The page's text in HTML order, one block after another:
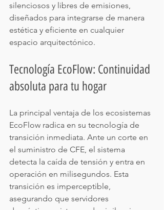
silenciosos y libres de emisiones,
diseñados para integrarse de manera
estética y eficiente en cualquier
espacio arquitectónico.
Tecnología EcoFlow: Continuidad
absoluta para tu hogar
La principal ventaja de los ecosistemas
EcoFlow radica en su tecnología de
transición inmediata. Ante un corte en
el suministro de CFE, el sistema
detecta la caída de tensión y entra en
operación en milisegundos. Esta
transición es imperceptible,
asegurando que servidores